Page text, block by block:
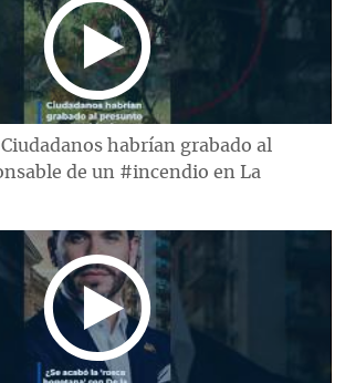
habrían grabado al
de un #incendio en La